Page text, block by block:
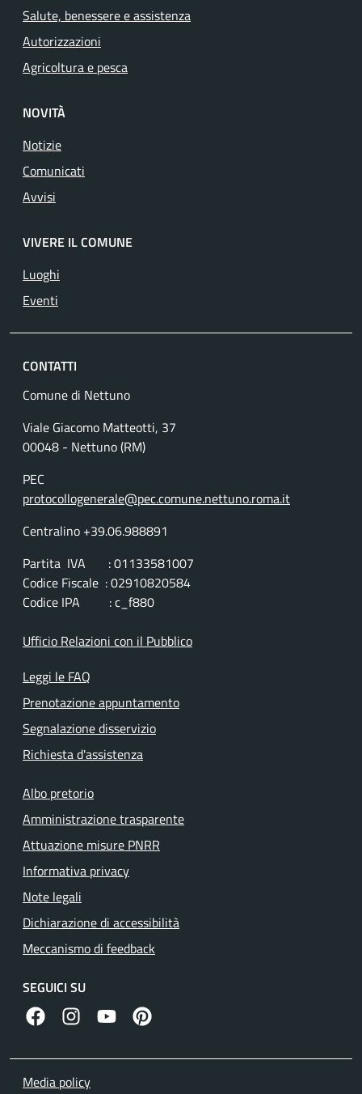
Salute, benessere e assistenza
Autorizzazioni
Agricoltura e pesca
NOVITÀ
Notizie
Comunicati
Avvisi
VIVERE IL COMUNE
Luoghi
Eventi
CONTATTI
Comune di Nettuno
Viale Giacomo Matteotti, 37
00048 - Nettuno (RM)
PEC
protocollogenerale@pec.comune.nettuno.roma.it
Centralino +39.06.988891
Partita IVA : 01133581007
Codice Fiscale : 02910820584
Codice IPA : c_f880
Ufficio Relazioni con il Pubblico
Leggi le FAQ
Prenotazione appuntamento
Segnalazione disservizio
Richiesta d'assistenza
Albo pretorio
Amministrazione trasparente
Attuazione misure PNRR
Informativa privacy
Note legali
Dichiarazione di accessibilità
Meccanismo di feedback
SEGUICI SU
facebook instagramcanale youtube
pinterest
Media policy